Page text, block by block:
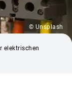
© Unsplash
elektrischen